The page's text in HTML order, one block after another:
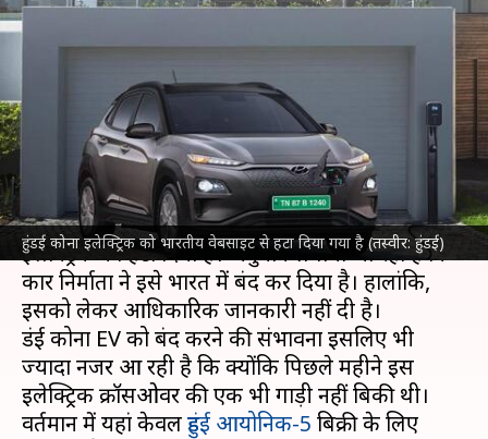
हुंडई कोना इलेक्ट्रिक को भारतीय वेबसाइट से हटा दिया गया है (तस्वीर: हुंडई)
हुंडई ने कोना इलेक्ट्रिक को भारतीय
वेबसाइट से हटाया, जानिए क्या है
कारण
दिनेश चंद शर्मा Jun 24, 2024 02:42 pm
क्या है खबर?
हुंडई मोटर कंपनीने अपनी भारतीय वेबसाइट से कोना
इलेक्ट्रिक को हटा दिया है। अनुमान लगाया जा रहा है कि
कार निर्माता ने इसे भारत में बंद कर दिया है। हालांकि,
इसको लेकर आधिकारिक जानकारी नहीं दी है।
हुंडई कोना EV को बंद करने की संभावना इसलिए भी
ज्यादा नजर आ रही है कि क्योंकि पिछले महीने इस
इलेक्ट्रिक क्रॉसओवर की एक भी गाड़ी नहीं बिकी थी।
वर्तमान में यहां केवलहुंडई आयोनिक-5 बिक्री के लिए